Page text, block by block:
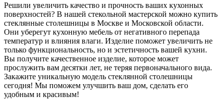
Решили увеличить качество и прочность ваших кухонных
поверхностей? В нашей стекольной мастерской можно купить
стеклянные столешницы в Москве и Московской области.
Они уберегут кухонную мебель от негативного перепада
температур и влияния влаги. Изделие поможет увеличить не
только функциональность, но и эстетичность вашей кухни.
Вы получите качественное изделие, которое может
прослужить вам десятки лет, не теряя первоначального вида.
Закажите уникальную модель стеклянной столешницы
сегодня! Мы поможем улучшить ваш дом, сделать его
удобным и красивым!